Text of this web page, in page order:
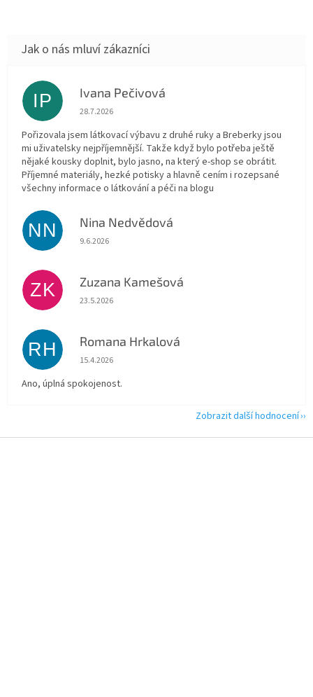
IP Ivana Pečivová
Hodnocení obchodu je 5 z 5 hvězdiček.
28.7.2026
Pořizovala jsem látkovací výbavu z druhé ruky a Breberky jsou
mi uživatelsky nejpříjemnější. Takže když bylo potřeba ještě
nějaké kousky doplnit, bylo jasno, na který e-shop se obrátit.
Příjemné materiály, hezké potisky a hlavně cením i rozepsané
všechny informace o látkování a péči na blogu
NN Nina Nedvědová
Hodnocení obchodu je 5 z 5 hvězdiček.
9.6.2026
ZK Zuzana Kamešová
Hodnocení obchodu je 5 z 5 hvězdiček.
23.5.2026
RH Romana Hrkalová
Hodnocení obchodu je 5 z 5 hvězdiček.
15.4.2026
Ano, úplná spokojenost.
Zobrazit další hodnocení